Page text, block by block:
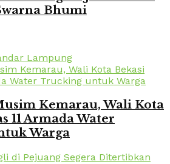
Bhumi
Lampung
Kemarau, Wali Kota
11 Armada Water
Warga